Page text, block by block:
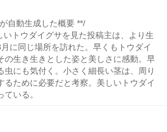
が自動生成した概要 **/
いトウダイグサを見た投稿主は、より生
に同じ場所を訪れた。早くもトウダイ
の生き生きとした姿と美しさに感動。早
虫にも気付く。小さく細長い茎は、周り
るために必要だと考察。美しいトウダイ
いる。